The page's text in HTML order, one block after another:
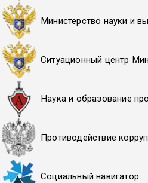
Министерство науки и
Ситуационный центр
Наука и образование
Противодействие
Социальный навигатор